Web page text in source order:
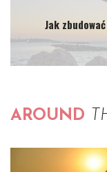
Jak
AROUND